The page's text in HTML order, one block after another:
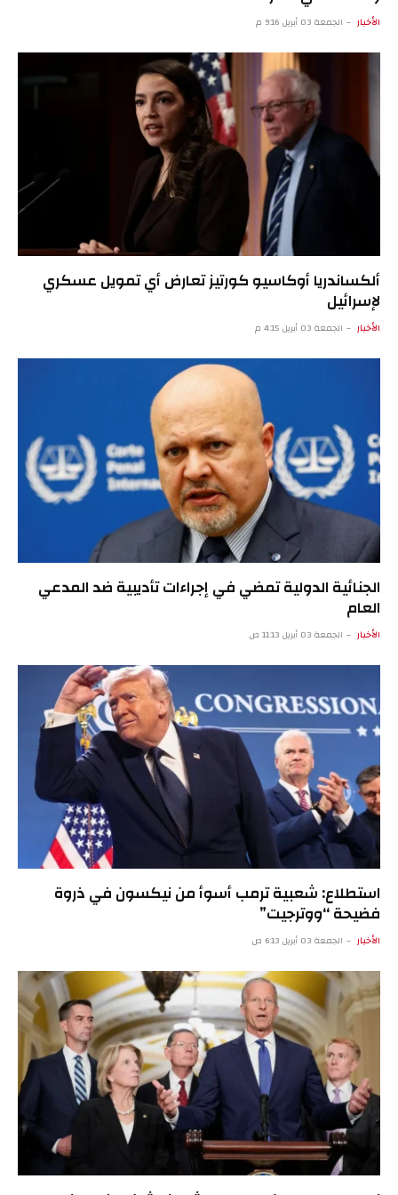
الأخبار الجمعة 03 أبريل 9:16 م
ألكساندريا أوكاسيو كورتيز تعارض أي تمويل عسكري
لإسرائيل
الأخبار الجمعة 03 أبريل 4:15 م
الجنائية الدولية تمضي في إجراءات تأديبية ضد المدعي
العام
الأخبار الجمعة 03 أبريل 11:13 ص
استطلاع: شعبية ترمب أسوأ من نيكسون في ذروة
فضيحة “ووترجيت”
الأخبار الجمعة 03 أبريل 6:13 ص